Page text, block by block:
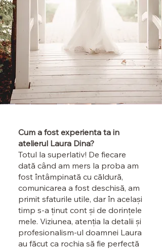
Cum a fost experienta ta in
atelierul Laura Dina?
Totul la superlativ! De fiecare
dată când am mers la proba am
fost întâmpinată cu căldură,
comunicarea a fost deschisă, am
primit sfaturile utile, dar în același
timp s-a ținut cont și de dorințele
mele. Viziunea, atenția la detalii și
profesionalism-ul doamnei Laura
au făcut ca rochia să fie perfectă